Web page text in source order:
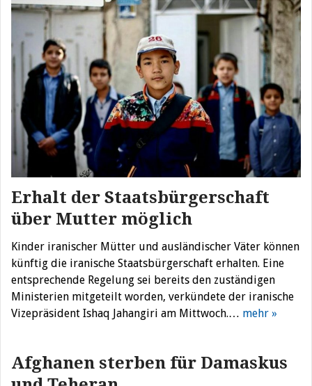
Erhalt der Staatsbürgerschaft
über Mutter möglich
Kinder iranischer Mütter und ausländischer Väter können
künftig die iranische Staatsbürgerschaft erhalten. Eine
entsprechende Regelung sei bereits den zuständigen
Ministerien mitgeteilt worden, verkündete der iranische
Vizepräsident Ishaq Jahangiri am Mittwoch.… mehr »
Afghanen sterben für Damaskus